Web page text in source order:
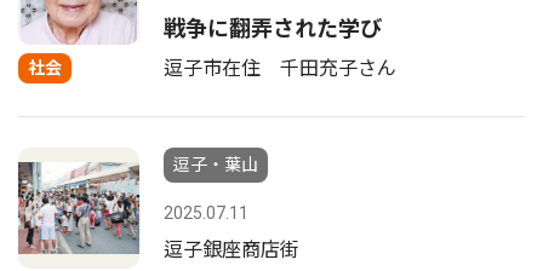
社会
戦争に翻弄された学び
逗子市在住 千田充子さん
逗子・葉山
2025.07.11
逗子銀座商店街